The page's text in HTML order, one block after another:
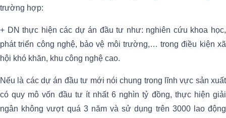
trường hợp:
+ DN thực hiện các dự án đầu tư như: nghiên cứu khoa học,
phát triển công nghệ, bảo vệ môi trường,… trong điều kiện xã
hội khó khăn, khu công nghệ cao.
Nếu là các dự án đầu tư mới nói chung trong lĩnh vực sản xuất
có quy mô vốn đầu tư ít nhất 6 nghìn tỷ đồng, thực hiện giải
ngân không vượt quá 3 năm và sử dụng trên 3000 lao động